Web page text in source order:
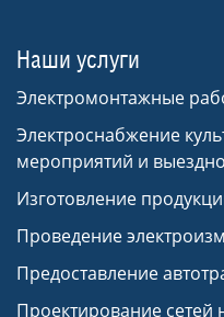
Наши услуги
Электромонтажные
Электроснабжение
мероприятий и
Изготовление
Проведение
Предоставление
Проектирование